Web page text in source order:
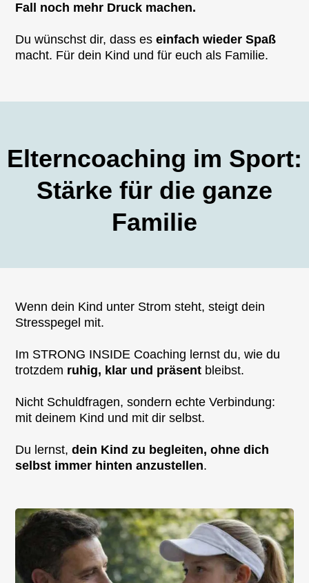
Fall noch mehr Druck machen.
Du wünschst dir, dass es einfach wieder Spaß
macht. Für dein Kind und für euch als Familie.
Elterncoaching im Sport:
Stärke für die ganze
Familie
Wenn dein Kind unter Strom steht, steigt dein
Stresspegel mit.
Im STRONG INSIDE Coaching lernst du, wie du
trotzdem ruhig, klar und präsent bleibst.
Nicht Schuldfragen, sondern echte Verbindung:
mit deinem Kind und mit dir selbst.
Du lernst, dein Kind zu begleiten, ohne dich
selbst immer hinten anzustellen.